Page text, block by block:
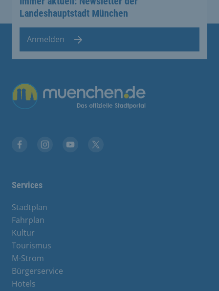
Landeshauptstadt München
Anmelden
Übergreifende Links
Services
Stadtplan
Fahrplan
Kultur
Tourismus
M-Strom
Bürgerservice
Hotels